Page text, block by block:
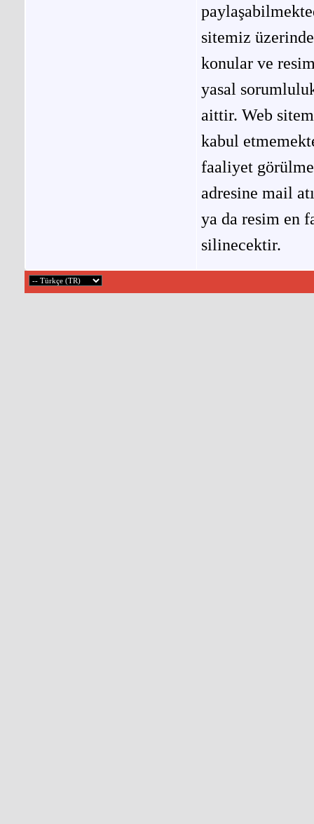
sitemiz
konular ve
yasal
aittir. Web
kabul
faaliyet
adresine mail
ya da resim en
silinecektir.